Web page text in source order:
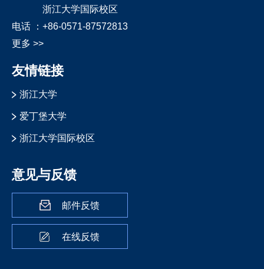
浙江大学国际校区
电话 ： +86-0571-87572813
更多 >>
友情链接
浙江大学
爱丁堡大学
浙江大学国际校区
意见与反馈
邮件反馈
在线反馈